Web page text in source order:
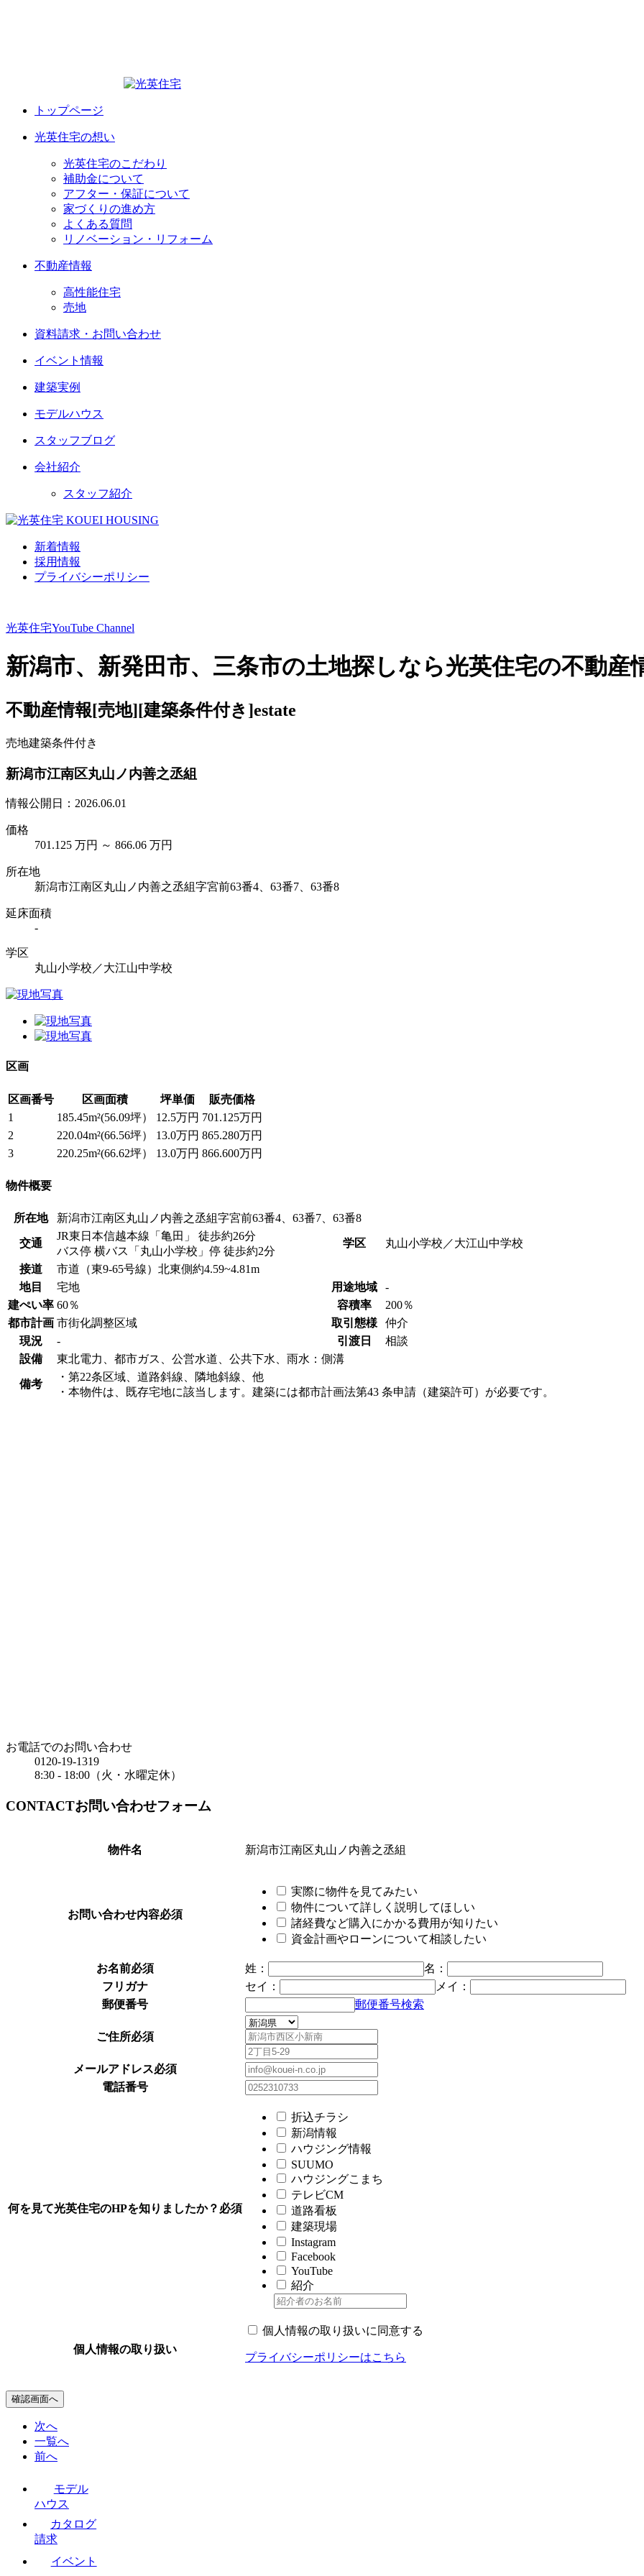
トップページ
光英住宅の想い
光英住宅のこだわり
補助金について
アフター・保証について
家づくりの進め方
よくある質問
リノベーション・リフォーム
不動産情報
高性能住宅
売地
資料請求・お問い合わせ
イベント情報
建築実例
モデルハウス
スタッフブログ
会社紹介
スタッフ紹介
新着情報
採用情報
プライバシーポリシー
光英住宅YouTube Channel
新潟市、新発田市、三条市の土地探しなら光英住宅の不動産
不動産情報[売地][建築条件付き]estate
売地建築条件付き
新潟市江南区丸山ノ内善之丞組
情報公開日：2026.06.01
価格
701.125 万円 ～ 866.06 万円
所在地
新潟市江南区丸山ノ内善之丞組字宮前63番4、63番7、63番8
延床面積
-
学区
丸山小学校／大江山中学校
区画
区画番号 区画面積 坪単価
販売価格
1
185.45m²(56.09坪） 12.5万円 701.125万円
2
220.04m²(66.56坪） 13.0万円 865.280万円
3
220.25m²(66.62坪） 13.0万円 866.600万円
物件概要
所在地 新潟市江南区丸山ノ内善之丞組字宮前63番4、63番7、63番8
交通
JR東日本信越本線「亀田」 徒歩約26分
バス停 横バス「丸山小学校」停 徒歩約2分
学区 丸山小学校／大江山中学校
接道
市道（東9-65号線）北東側約4.59~4.81m
地目
宅地 用途地域
-
建ぺい率 60％ 容積率
200％
都市計画 市街化調整区域 取引態様
仲介
現況
- 引渡日
相談
設備
東北電力、都市ガス、公営水道、公共下水、雨水：側溝
備考
・第22条区域、道路斜線、隣地斜線、他
・本物件は、既存宅地に該当します。建築には都市計画法第43 条申請（建築許可）が必要です。
お電話でのお問い合わせ
0120-19-1319
8:30 - 18:00（火・水曜定休）
CONTACTお問い合わせフォーム
物件名 新潟市江南区丸山ノ内善之丞組
お問い合わせ内容必須
実際に物件を見てみたい
物件について詳しく説明してほしい
諸経費など購入にかかる費用が知りたい
資金計画やローンについて相談したい
お名前必須 姓：
名：
フリガナ
セイ：
メイ：
郵便番号
郵便番号検索
ご住所必須
メールアドレス必須
電話番号
何を見て光英住宅のHPを知りましたか？ 必須
折込チラシ
新潟情報
ハウジング情報
SUUMO
ハウジングこまち
テレビCM
道路看板
建築現場
Instagram
Facebook
YouTube
紹介
個人情報の取り扱い
個人情報の取り扱いに同意する
プライバシーポリシーはこちら
確認画面へ
次へ
一覧へ
前へ
モデル
ハウス
カタログ
請求
イベント